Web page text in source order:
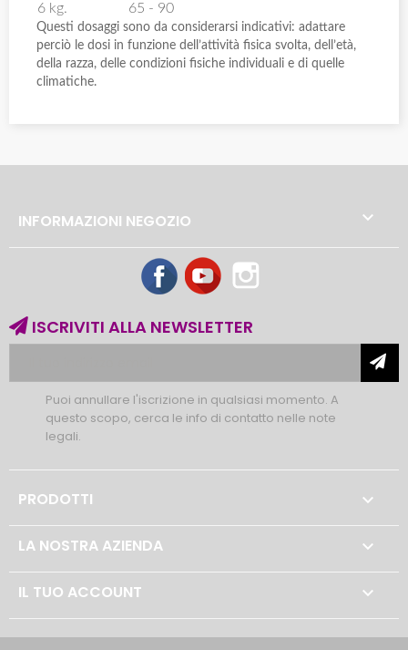
6 kg.
65 - 90
Questi dosaggi sono da considerarsi indicativi: adattare
perciò le dosi in funzione dell’attività fisica svolta, dell’età,
della razza, delle condizioni fisiche individuali e di quelle
climatiche.
INFORMAZIONI NEGOZIO 
FacebookYouTube
ISCRIVITI ALLA NEWSLETTER
Puoi annullare l'iscrizione in qualsiasi momento. A
questo scopo, cerca le info di contatto nelle note
legali.
PRODOTTI 
LA NOSTRA AZIENDA 
IL TUO ACCOUNT 